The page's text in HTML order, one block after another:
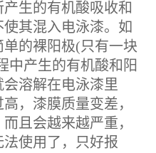
生的有机酸吸收和
其混入电泳漆。如
的裸阳极(只有一块
中产生的有机酸和阳
溶解在电泳漆里
，漆膜质量变差，
且会越来越严重，
使用了，只好报